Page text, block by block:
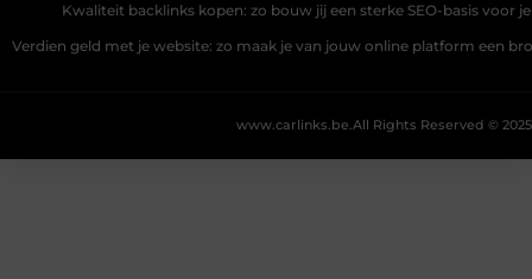
Kwaliteit backlinks kopen: zo bouw jij een sterke SEO-basis voor
Verdien geld met je website: zo maak je van jouw online platform een
All Rights Reserved © 2025
www.carlinks.be.